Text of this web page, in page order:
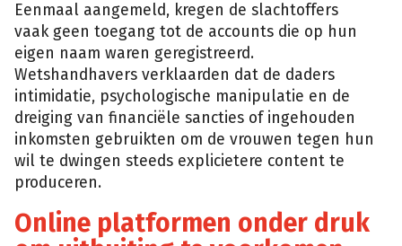
Eenmaal aangemeld, kregen de slachtoffers
vaak geen toegang tot de accounts die op hun
eigen naam waren geregistreerd.
Wetshandhavers verklaarden dat de daders
intimidatie, psychologische manipulatie en de
dreiging van financiële sancties of ingehouden
inkomsten gebruikten om de vrouwen tegen hun
wil te dwingen steeds explicietere content te
produceren.
Online platformen onder druk